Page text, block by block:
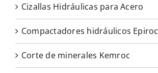
Cizallas Hidráulicas para Acero
Compactadores hidráulicos Epiroc
Corte de minerales Kemroc